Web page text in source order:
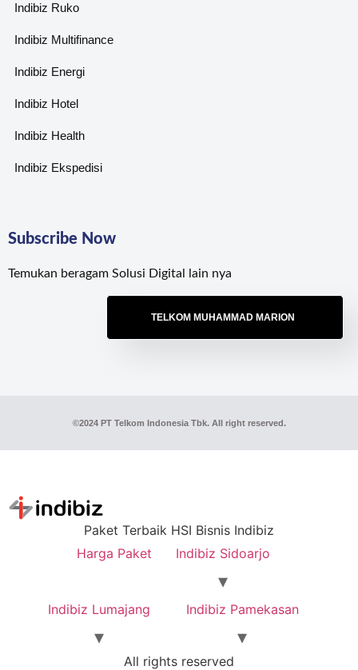
Indibiz Ruko
Indibiz Multifinance
Indibiz Energi
Indibiz Hotel
Indibiz Health
Indibiz Ekspedisi
Subscribe Now
Temukan beragam Solusi Digital lain nya
TELKOM MUHAMMAD MARION
©2024 PT Telkom Indonesia Tbk. All right reserved.
Paket Terbaik HSI Bisnis Indibiz
Harga Paket
Indibiz Sidoarjo
Indibiz Lumajang Indibiz Pamekasan
All rights reserved